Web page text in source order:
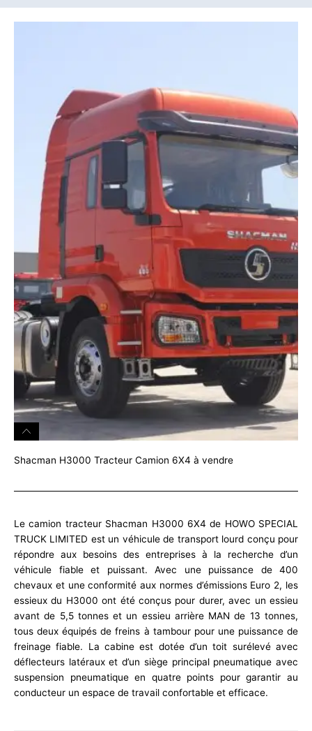
Shacman H3000 Tracteur Camion 6X4 à vendre
Le camion tracteur Shacman H3000 6X4 de HOWO SPECIAL
TRUCK LIMITED est un véhicule de transport lourd conçu pour
répondre aux besoins des entreprises à la recherche d’un
véhicule fiable et puissant. Avec une puissance de 400
chevaux et une conformité aux normes d’émissions Euro 2, les
essieux du H3000 ont été conçus pour durer, avec un essieu
avant de 5,5 tonnes et un essieu arrière MAN de 13 tonnes,
tous deux équipés de freins à tambour pour une puissance de
freinage fiable. La cabine est dotée d’un toit surélevé avec
déflecteurs latéraux et d’un siège principal pneumatique avec
suspension pneumatique en quatre points pour garantir au
conducteur un espace de travail confortable et efficace.